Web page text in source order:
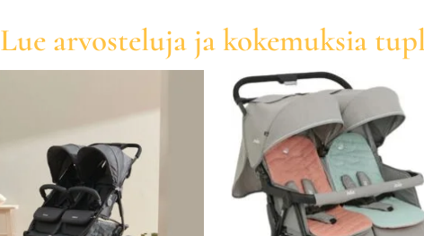
Lue arvosteluja ja kokemuksia